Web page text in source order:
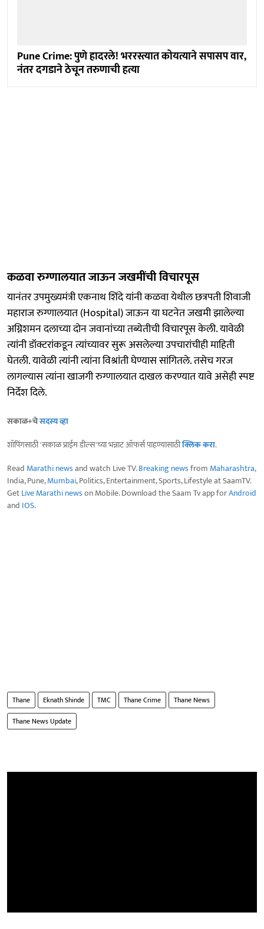
Pune Crime: पुणे हादरले! भररस्त्यात कोयत्याने सपासप वार,
नंतर दगडाने ठेचून तरुणाची हत्या
कळवा रुग्णालयात जाऊन जखमींची विचारपूस
यानंतर उपमुख्यमंत्री एकनाथ शिंदे यांनी कळवा येथील छत्रपती शिवाजी
महाराज रुग्णालयात (Hospital) जाऊन या घटनेत जखमी झालेल्या
अग्निशमन दलाच्या दोन जवानांच्या तब्येतीची विचारपूस केली. यावेळी
त्यांनी डॉक्टरांकडून त्यांच्यावर सुरू असलेल्या उपचारांचीही माहिती
घेतली. यावेळी त्यांनी त्यांना विश्रांती घेण्यास सांगितले. तसेच गरज
लागल्यास त्यांना खाजगी रुग्णालयात दाखल करण्यात यावे असेही स्पष्ट
निर्देश दिले.
सकाळ+चेसदस्य व्हा
शॉपिंगसाठी 'सकाळ प्राईम डील्स'च्या भन्नाट ऑफर्स पाहण्यासाठीक्लिक करा.
Read Marathi newsand watch Live TV.Breaking newsfrom Maharashtra,
India, Pune,Mumbai, Politics, Entertainment, Sports, Lifestyle at SaamTV.
GetLive Marathi newson Mobile. Download the Saam Tv app forAndroid
and IOS.
Thane Eknath Shinde TMC Thane Crime
Thane News
Thane News Update